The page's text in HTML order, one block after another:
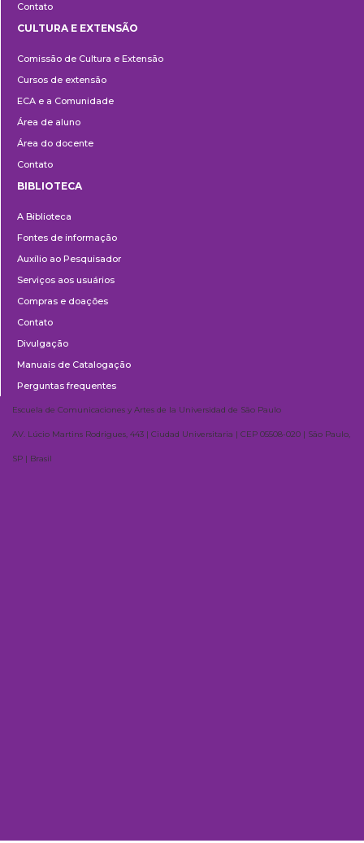
Contato
e
Extensão
CULTURA E EXTENSÃO
Comissão de Cultura e Extensão
Cursos de extensão
ECA e a Comunidade
Área de aluno
Área do docente
Contato
BIBLIOTECA
A Biblioteca
Fontes de informação
Auxílio ao Pesquisador
Serviços aos usuários
Compras e doações
Contato
Divulgação
Manuais de Catalogação
Perguntas frequentes
Escuela de Comunicaciones y Artes de la Universidad de São Paulo
AV. Lúcio Martins Rodrigues, 443 | Ciudad Universitaria | CEP 05508-020 | São Paulo,
SP | Brasil